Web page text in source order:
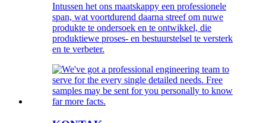
Intussen het ons maatskappy een professionele
span, wat voortdurend daarna streef om nuwe
produkte te ondersoek en te ontwikkel, die
produktiewe proses- en bestuurstelsel te versterk
en te verbeter.